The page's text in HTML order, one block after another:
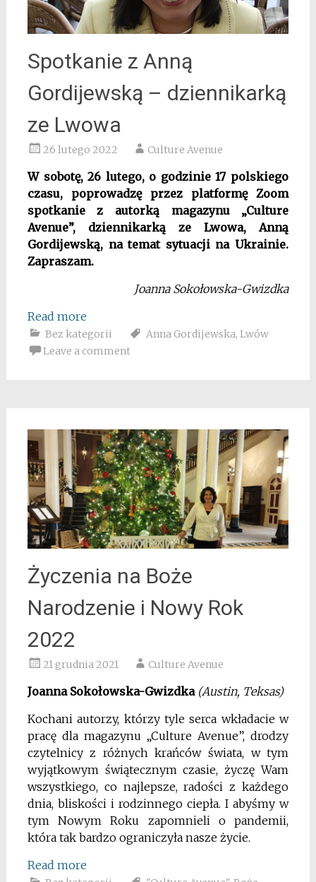
Spotkanie z Anną
Gordijewską – dziennikarką
ze Lwowa
26 lutego 2022 Culture Avenue
W sobotę, 26 lutego, o godzinie 17 polskiego
czasu, poprowadzę przez platformę Zoom
spotkanie z autorką magazynu „Culture
Avenue”, dziennikarką ze Lwowa, Anną
Gordijewską, na temat sytuacji na Ukrainie.
Zapraszam.
Joanna Sokołowska-Gwizdka
Read more
Bez kategorii Anna Gordijewska, Lwów
Leave a comment
Życzenia na Boże
Narodzenie i Nowy Rok
2022
21 grudnia 2021 Culture Avenue
Joanna Sokołowska-Gwizdka (Austin, Teksas)
Kochani autorzy, którzy tyle serca wkładacie w
pracę dla magazynu „Culture Avenue”, drodzy
czytelnicy z różnych krańców świata, w tym
wyjątkowym świątecznym czasie, życzę Wam
wszystkiego, co najlepsze, radości z każdego
dnia, bliskości i rodzinnego ciepła. I abyśmy w
tym Nowym Roku zapomnieli o pandemii,
która tak bardzo ograniczyła nasze życie.
Read more